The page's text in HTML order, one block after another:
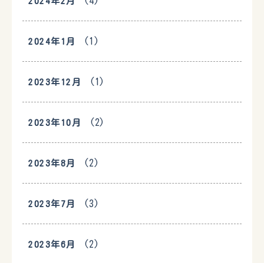
2024年1月 (1)
2023年12月 (1)
2023年10月 (2)
2023年8月 (2)
2023年7月 (3)
2023年6月 (2)